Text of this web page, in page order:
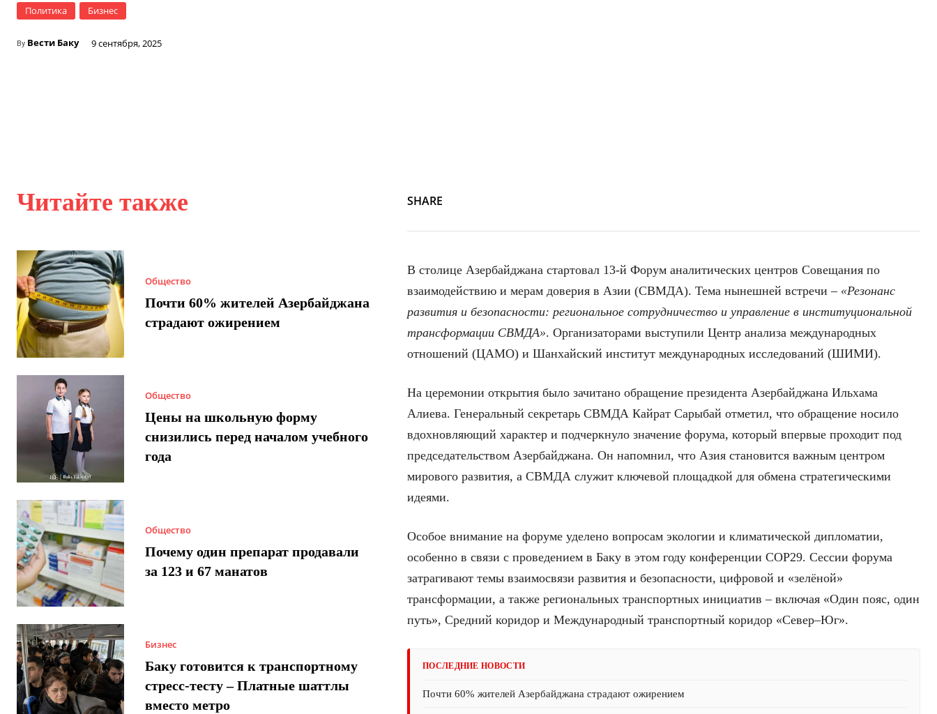
Политика Бизнес
By Вести Баку 9 сентября, 2025
Читайте также
Общество
Почти 60% жителей Азербайджана
страдают ожирением
Общество
Цены на школьную форму
снизились перед началом учебного
года
Общество
Почему один препарат продавали
за 123 и 67 манатов
Бизнес
Баку готовится к транспортному
стресс-тесту – Платные шаттлы
вместо метро
SHARE
В столице Азербайджана стартовал 13-й Форум аналитических центров Совещания по
взаимодействию и мерам доверия в Азии (СВМДА). Тема нынешней встречи – «Резонанс
развития и безопасности: региональное сотрудничество и управление в институциональной
трансформации СВМДА». Организаторами выступили Центр анализа международных
отношений (ЦАМО) и Шанхайский институт международных исследований (ШИМИ).
На церемонии открытия было зачитано обращение президента Азербайджана Ильхама
Алиева. Генеральный секретарь СВМДА Кайрат Сарыбай отметил, что обращение носило
вдохновляющий характер и подчеркнуло значение форума, который впервые проходит под
председательством Азербайджана. Он напомнил, что Азия становится важным центром
мирового развития, а СВМДА служит ключевой площадкой для обмена стратегическими
идеями.
Особое внимание на форуме уделено вопросам экологии и климатической дипломатии,
особенно в связи с проведением в Баку в этом году конференции COP29. Сессии форума
затрагивают темы взаимосвязи развития и безопасности, цифровой и «зелёной»
трансформации, а также региональных транспортных инициатив – включая «Один пояс, один
путь», Средний коридор и Международный транспортный коридор «Север–Юг».
ПОСЛЕДНИЕ НОВОСТИ
Почти 60% жителей Азербайджана страдают ожирением